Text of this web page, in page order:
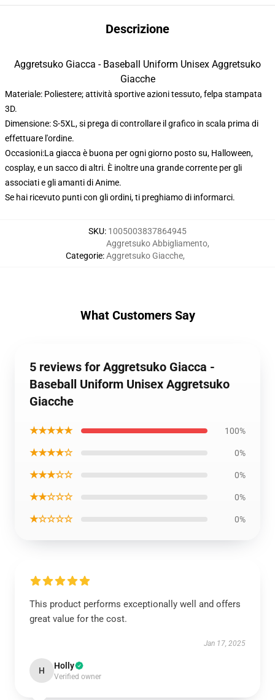
Descrizione
Aggretsuko Giacca - Baseball Uniform Unisex Aggretsuko
Giacche
Materiale: Poliestere; attività sportive azioni tessuto, felpa stampata
3D.
Dimensione: S-5XL, si prega di controllare il grafico in scala prima di
effettuare l'ordine.
Occasioni:La giacca è buona per ogni giorno posto su, Halloween,
cosplay, e un sacco di altri. È inoltre una grande corrente per gli
associati e gli amanti di Anime.
Se hai ricevuto punti con gli ordini, ti preghiamo di informarci.
SKU: 1005003837864945
Categorie:
Aggretsuko Abbigliamento,
Aggretsuko Giacche,
What Customers Say
5 reviews for Aggretsuko Giacca -
Baseball Uniform Unisex Aggretsuko
Giacche
★★★★★ 100%
★★★★☆ 0%
★★★☆☆ 0%
★★☆☆☆ 0%
★☆☆☆☆ 0%
This product performs exceptionally well and offers
great value for the cost.
Jan 17, 2025
H Holly
Verified owner